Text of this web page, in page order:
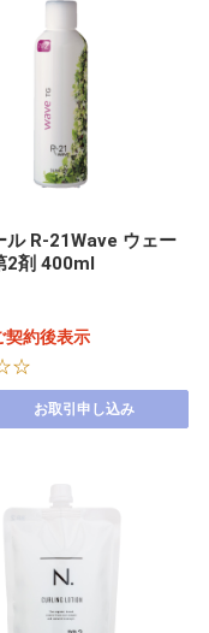
ル R-21Wave ウェー
2剤 400ml
契約後表示
お取引申し込み